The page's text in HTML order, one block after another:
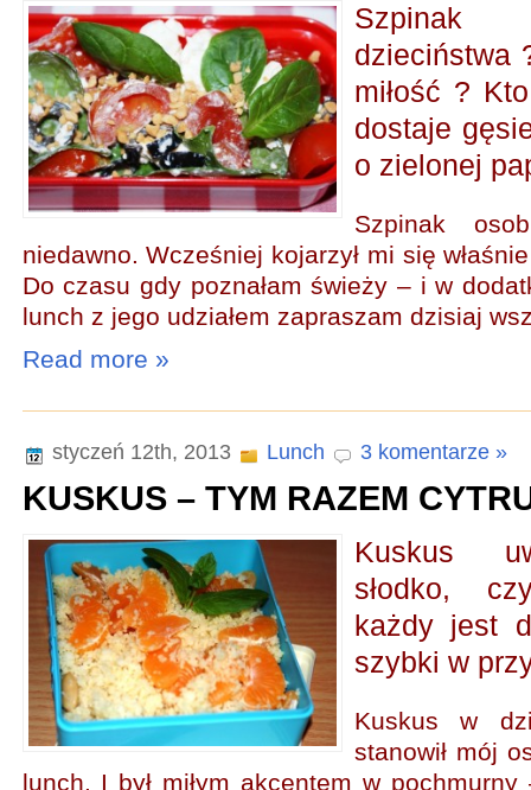
Szpinak
dzieciństwa
miłość ?
dostaje
o zielonej
Szpinak
niedawno. Wcześniej kojarzył mi się
Do czasu gdy poznałam świeży – i w
lunch z jego udziałem zapraszam dzisiaj
Read more »
styczeń 12th, 2013 Lunch 3 komentarze »
KUSKUS – TYM RAZEM
Kuskus
słodko,
każdy jest
szybki w
Kuskus w
stanowił mój
lunch. I był miłym akcentem w